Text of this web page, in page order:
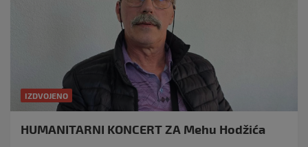
IZDVOJENO
HUMANITARNI KONCERT ZA Mehu Hodžića